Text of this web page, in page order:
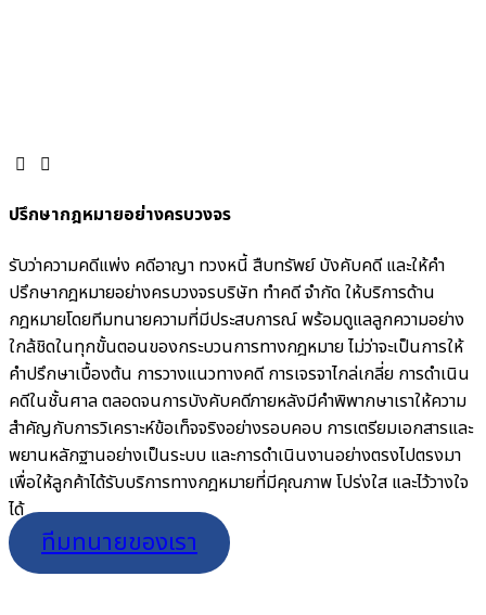
ปรึกษากฎหมายอย่างครบวงจร
รับว่าความคดีแพ่ง คดีอาญา ทวงหนี้ สืบทรัพย์ บังคับคดี และให้คำ
ปรึกษากฎหมายอย่างครบวงจรบริษัท ทำคดี จำกัด ให้บริการด้าน
กฎหมายโดยทีมทนายความที่มีประสบการณ์ พร้อมดูแลลูกความอย่าง
ใกล้ชิดในทุกขั้นตอนของกระบวนการทางกฎหมาย ไม่ว่าจะเป็นการให้
คำปรึกษาเบื้องต้น การวางแนวทางคดี การเจรจาไกล่เกลี่ย การดำเนิน
คดีในชั้นศาล ตลอดจนการบังคับคดีภายหลังมีคำพิพากษาเราให้ความ
สำคัญกับการวิเคราะห์ข้อเท็จจริงอย่างรอบคอบ การเตรียมเอกสารและ
พยานหลักฐานอย่างเป็นระบบ และการดำเนินงานอย่างตรงไปตรงมา
เพื่อให้ลูกค้าได้รับบริการทางกฎหมายที่มีคุณภาพ โปร่งใส และไว้วางใจ
ได้
ทีมทนายของเรา